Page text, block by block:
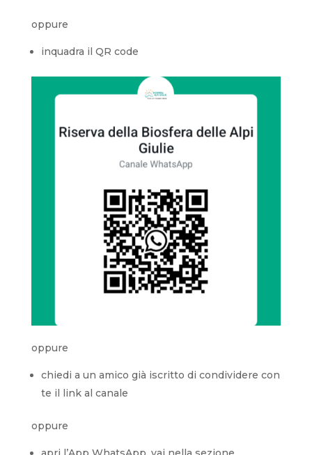
oppure
inquadra il QR code
oppure
chiedi a un amico già iscritto di condividere con
te il link al canale
oppure